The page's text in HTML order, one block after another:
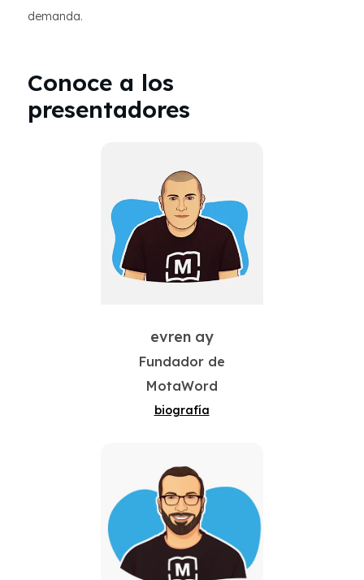
demanda.
Conoce a los
presentadores
evren ay
Fundador de
MotaWord
biografía